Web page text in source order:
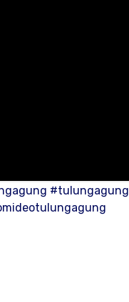
#tulungagung